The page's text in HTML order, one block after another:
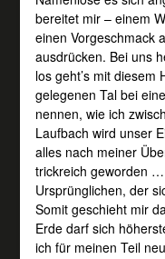
bereitet mir – einem
einen Vorgeschmack
ausdrücken. Bei uns
los geht’s mit diesem
gelegenen Tal bei
nennen, wie ich
Laufbach wird unser
alles nach meiner
trickreich geworden
Ursprünglichen, der
Somit geschieht mir
Erde darf sich
ich für meinen Teil